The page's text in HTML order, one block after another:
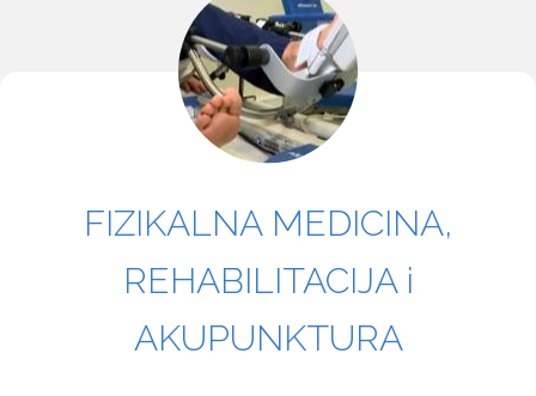
FIZIKALNA MEDICINA,
REHABILITACIJA i
AKUPUNKTURA